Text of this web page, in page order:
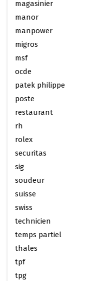
magasinier
manor
manpower
migros
msf
ocde
patek philippe
poste
restaurant
rh
rolex
securitas
sig
soudeur
suisse
swiss
technicien
temps partiel
thales
tpf
tpg